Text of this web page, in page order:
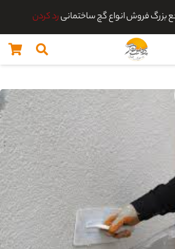
بزرگ فروش انواع گچ ساختمانیرد کردن